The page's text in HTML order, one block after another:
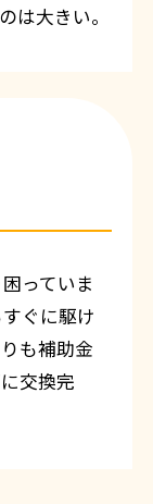
は大きい。
っていま
ぐに駆け
も補助金
交換完